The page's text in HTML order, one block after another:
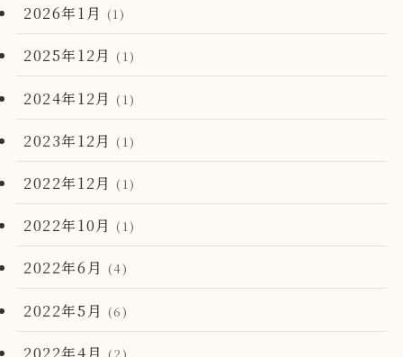
2026年1月 (1)
2025年12月 (1)
2024年12月 (1)
2023年12月 (1)
2022年12月 (1)
2022年10月 (1)
2022年6月 (4)
2022年5月 (6)
2022年4月 (2)